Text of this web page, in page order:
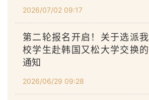
2026/07/02 09:17
第二轮报名开启！关于选派我
校学生赴韩国又松大学交换的
通知
2026/06/29 09:28